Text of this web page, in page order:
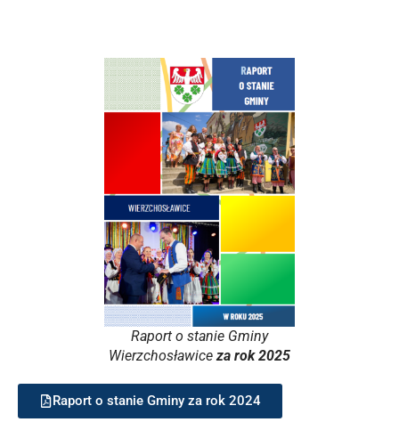
Raport o stanie Gminy
Wierzchosławiceza rok 2025
Raport o stanie Gminy za rok 2024